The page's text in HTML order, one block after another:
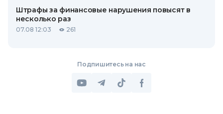
Штрафы за финансовые нарушения повысят в
несколько раз
07.08 12:03 261
Подпишитесь на нас